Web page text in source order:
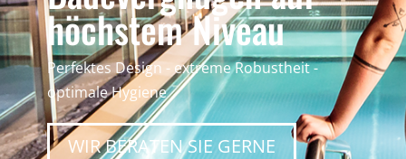
höchstem Niveau
Perfektes Design - extreme Robustheit -
optimale Hygiene
WIR BERATEN SIE GERNE